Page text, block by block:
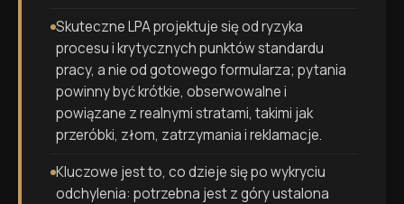
Skuteczne LPA projektuje się od ryzyka
procesu i krytycznych punktów standardu
pracy, a nie od gotowego formularza; pytania
powinny być krótkie, obserwowalne i
powiązane z realnymi stratami, takimi jak
przeróbki, złom, zatrzymania i reklamacje.
Kluczowe jest to, co dzieje się po wykryciu
odchylenia: potrzebna jest z góry ustalona